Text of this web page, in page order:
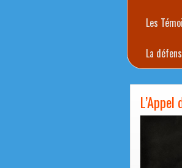
Les
La